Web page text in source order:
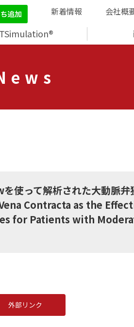
新着情報 会社概
使って解析された大動脈
Contracta as the
for Patients with
外部リンク